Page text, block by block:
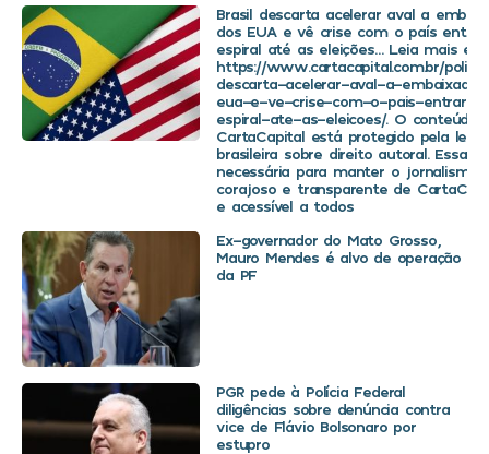
Brasil descarta acelerar aval a
dos EUA e vê crise com o país
espiral até as eleições… Leia mais em
https://www.cartacapital.com.br/
descarta-acelerar-aval-a-
eua-e-ve-crise-com-o-pais-entrar-
espiral-ate-as-eleicoes/. O conteúdo
CartaCapital está protegido pela
brasileira sobre direito autoral. Essa
necessária para manter o jornalismo
corajoso e transparente de
e acessível a todos
Ex-governador do Mato Grosso,
Mauro Mendes é alvo de operação
da PF
PGR pede à Polícia Federal
diligências sobre denúncia contra
vice de Flávio Bolsonaro por
estupro